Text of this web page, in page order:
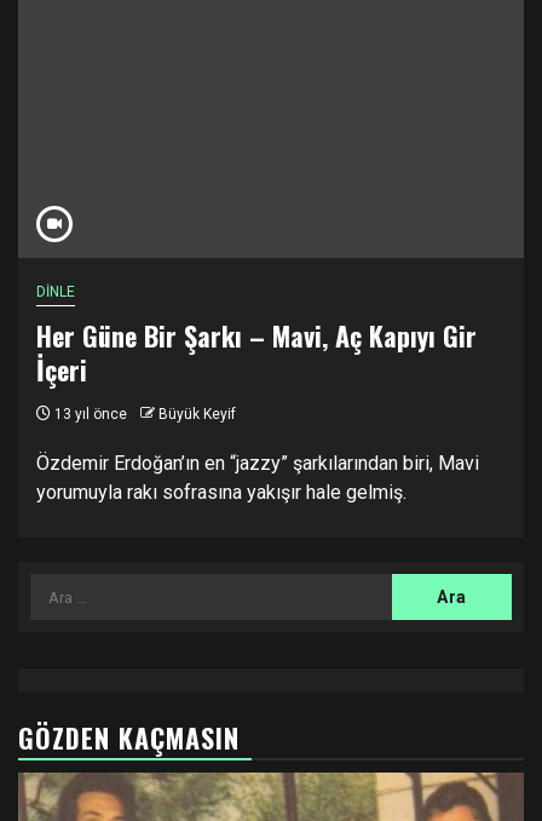
DİNLE
Her Güne Bir Şarkı – Mavi, Aç Kapıyı Gir
İçeri
13 yıl önce Büyük Keyif
Özdemir Erdoğan’ın en “jazzy” şarkılarından biri, Mavi
yorumuyla rakı sofrasına yakışır hale gelmiş.
Arama:
GÖZDEN KAÇMASIN